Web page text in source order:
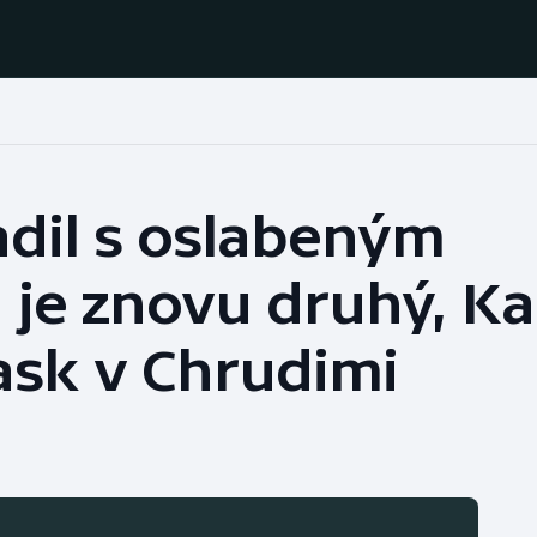
Jezdectví
Judo
Krasobruslení
Rychlobruslení
Rychlostní
kanoistika
Short track
s oslabeným
je znovu druhý,
v Chrudimi